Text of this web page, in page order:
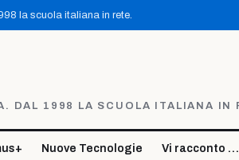
la scuola italiana in rete.
DAL 1998 LA SCUOLA ITALIANA IN
Nuove Tecnologie Vi racconto …